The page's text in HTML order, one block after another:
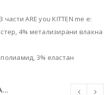
ARE you KITTEN me е:
4% метализирани влакна
3% еластан